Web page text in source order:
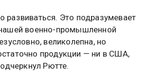
развиваться. Это подразумевает
военно-промышленной
великолепна, но
продукции — ни в США,
Рютте.